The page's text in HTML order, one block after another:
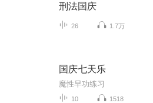
刑法国庆
26 1.7万
国庆七天乐
魔性早功练习
10 1518